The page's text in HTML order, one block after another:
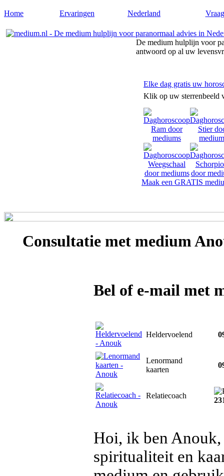
Home Ervaringen Nederland
De medium hulplijn voor
antwoord op al uw
Elke dag gratis uw
Klik op uw sterrenbeeld
Maak een GRATIS
Consultatie met medium
Bel of e-mail met
Heldervoelend
Lenormand
kaarten
Relatiecoach
Hoi, ik ben Anouk,
spiritualiteit en